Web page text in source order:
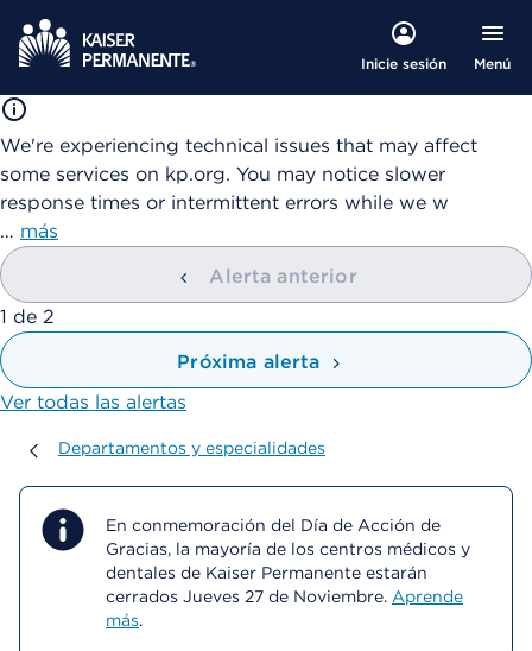
Inicie sesión Menú
We're experiencing technical issues that may affect
some services on kp.org. You may notice slower
response times or intermittent errors while we w
… más
Alerta anterior
mostrando
1 de 2
Próxima alerta
Ver todas las alertas
Departamentos y especialidades
Departamentos y especialidades
En conmemoración del Día de Acción de
Gracias, la mayoría de los centros médicos y
dentales de Kaiser Permanente estarán
cerrados Jueves 27 de Noviembre. Aprende
más.